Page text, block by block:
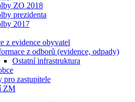
ZO 2018
prezidenta
2017
z evidence obyvatel
z odborů (evidence, odpady)
Ostatní infrastruktura
pro zastupitele
ZM